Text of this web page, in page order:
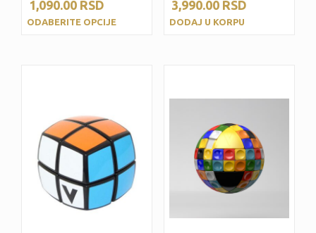
1,090.00 RSD
ODABERITE OPCIJE
3,990.00RSD
DODAJ U KORPU